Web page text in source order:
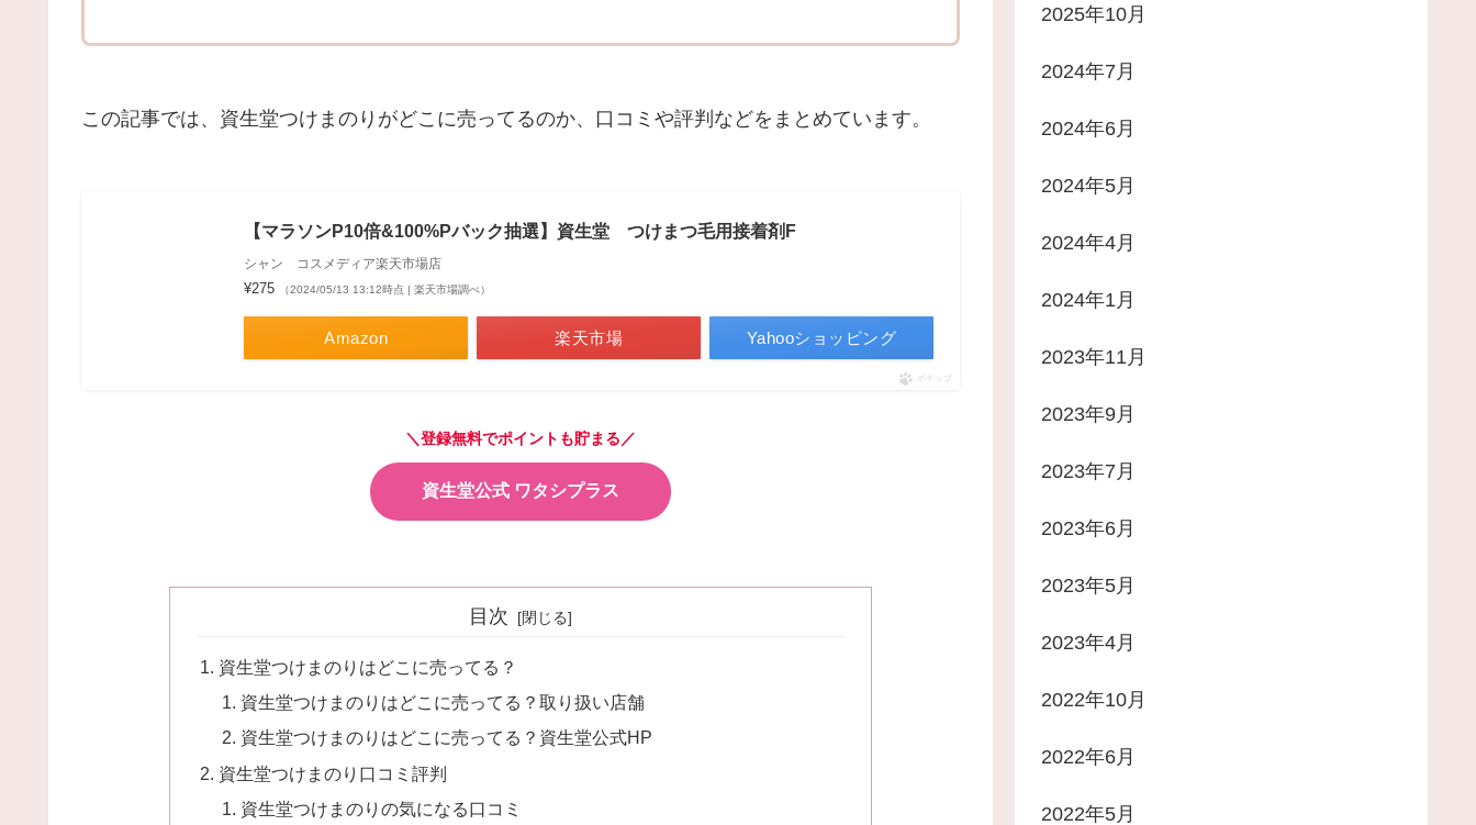
この記事では、資生堂つけまのりがどこに売ってるのか、口コミや評判などをまとめています。
【マラソンP10倍&100%Pバック抽選】資生堂 つけまつ毛用接着剤F
シャン コスメディア楽天市場店
¥275 （2024/05/13 13:12時点 | 楽天市場調べ）
Amazon 楽天市場 Yahooショッピング
ポチップ
＼登録無料でポイントも貯まる／
資生堂公式 ワタシプラス
目次
資生堂つけまのりはどこに売ってる？
資生堂つけまのりはどこに売ってる？取り扱い店舗
資生堂つけまのりはどこに売ってる？資生堂公式HP
資生堂つけまのり口コミ評判
資生堂つけまのりの気になる口コミ
2025年10月
2024年7月
2024年6月
2024年5月
2024年4月
2024年1月
2023年11月
2023年9月
2023年7月
2023年6月
2023年5月
2023年4月
2022年10月
2022年6月
2022年5月